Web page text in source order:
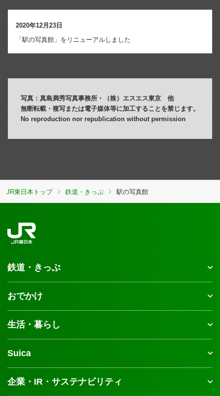
2020年12月23日
「駅の写真館」をリニューアルしました
写真：真島満秀写真事務所・（株）エスエス東京 他
無断転載・複写または電子媒体等に加工することを禁じます。
No reproduction nor republication without permission
JR東日本トップ 鉄道・きっぷ 駅の写真館
鉄道・きっぷ
おでかけ
生活・暮らし
Suica
企業・IR・サステナビリティ